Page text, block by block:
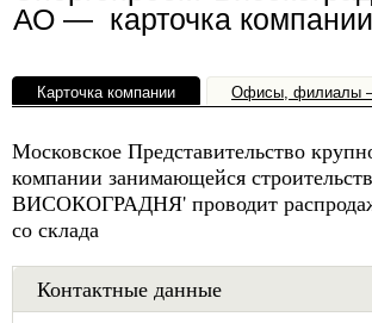
АО — карточка компании
Карточка компании Офисы, филиалы
Московское Представительство
компании занимающейся
ВИСОКОГРАДНЯ' проводит
со склада
Контактные данные